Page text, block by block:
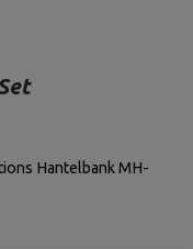
Hantelbank MH-